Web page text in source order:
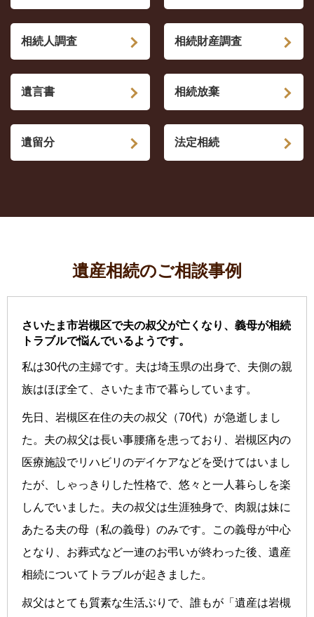
相続人調査 相続財産調査
遺言書 相続放棄
遺留分 法定相続
遺産相続のご相談事例
さいたま市岩槻区で夫の叔父が亡くなり、義母が相続
トラブルで悩んでいるようです。
私は30代の主婦です。夫は埼玉県の出身で、夫側の親
族はほぼ全て、さいたま市で暮らしています。
先日、岩槻区在住の夫の叔父（70代）が急逝しまし
た。夫の叔父は長い事腰痛を患っており、岩槻区内の
医療施設でリハビリのデイケアなどを受けてはいまし
たが、しゃっきりした性格で、悠々と一人暮らしを楽
しんでいました。夫の叔父は生涯独身で、肉親は妹に
あたる夫の母（私の義母）のみです。この義母が中心
となり、お葬式など一連のお弔いが終わった後、遺産
相続についてトラブルが起きました。
叔父はとても質素な生活ぶりで、誰もが「遺産は岩槻